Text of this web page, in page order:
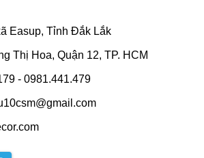
Easup, Tỉnh Đắk Lắk
Thị Hoa, Quận 12, TP. HCM
- 0981.441.479